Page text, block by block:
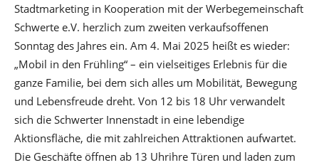
Stadtmarketing in Kooperation mit der Werbegemeinschaft
Schwerte e.V. herzlich zum zweiten verkaufsoffenen
Sonntag des Jahres ein. Am 4. Mai 2025 heißt es wieder:
„Mobil in den Frühling“ – ein vielseitiges Erlebnis für die
ganze Familie, bei dem sich alles um Mobilität, Bewegung
und Lebensfreude dreht. Von 12 bis 18 Uhr verwandelt
sich die Schwerter Innenstadt in eine lebendige
Aktionsfläche, die mit zahlreichen Attraktionen aufwartet.
Die Geschäfte öffnen ab 13 Uhrihre Türen und laden zum